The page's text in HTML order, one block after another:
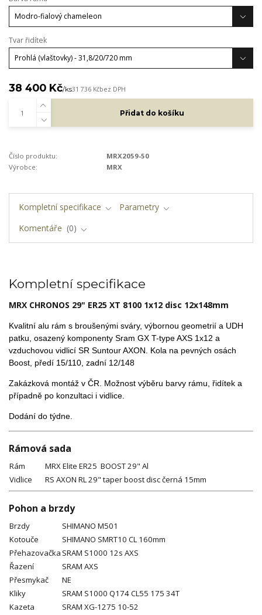
Tvar řidítek
38 400 Kč/ks31 736 Kčbez DPH
Přidat do košíku
Číslo produktu:
MRX2059-50
Výrobce:
MRX
Kompletní specifikace
Parametry
Komentáře
0
Kompletní specifikace
MRX CHRONOS 29" ER25 XT 8100 1x12 disc 12x148mm
Kvalitní alu rám s broušenými sváry, výbornou geometrií a UDH
patku, osazený komponenty Sram GX T-type AXS 1x12 a
vzduchovou vidlicí SR Suntour AXON. Kola na pevných osách
Boost, předí 15/110, zadní 12/148
Zakázková montáž v ČR. Možnost výběru barvy rámu, řidítek a
případně po konzultaci i vidlice.
Dodání do týdne.
Rámová sada
Rám
MRX Elite ER25 BOOST 29" Al
Vidlice
RS AXON RL 29" taper boost disc černá 15mm
Pohon a brzdy
Brzdy
SHIMANO M501
Kotouče
SHIMANO SMRT10 CL 160mm
Přehazovačka SRAM S1000 12s AXS
Řazení
SRAM AXS
Přesmykač
NE
Kliky
SRAM S1000 Q174 CL55 175 34T
Kazeta
SRAM XG-1275 10-52